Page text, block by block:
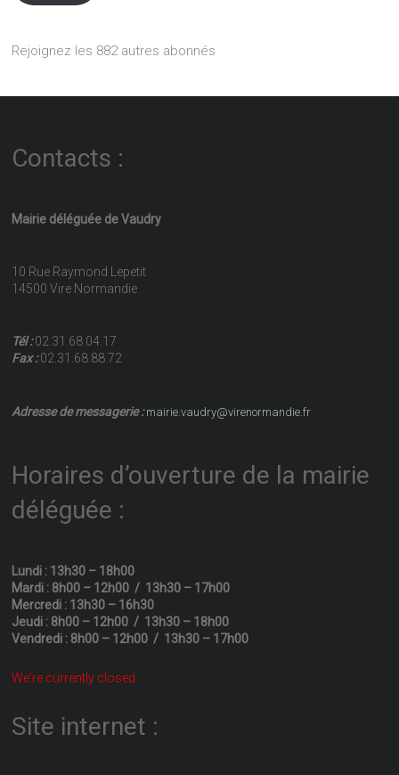
Rejoignez les 882 autres abonnés
Contacts :
Mairie déléguée de Vaudry
10 Rue Raymond Lepetit
14500 Vire Normandie
Tél :02.31.68.04.17
Fax :02.31.68.88.72
Adresse de messagerie :mairie.vaudry@virenormandie.fr
Horaires d’ouverture de la mairie
déléguée :
Lundi : 13h30 – 18h00
Mardi : 8h00 – 12h00 / 13h30 – 17h00
Mercredi : 13h30 – 16h30
Jeudi : 8h00 – 12h00 / 13h30 – 18h00
Vendredi : 8h00 – 12h00 / 13h30 – 17h00
We're currently closed.
Site internet :